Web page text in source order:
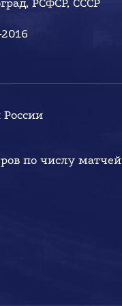
РСФСР, СССР
России
по числу